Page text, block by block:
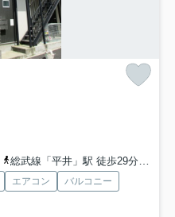
総武線「平井」駅 徒歩29分
エアコン
バルコニー